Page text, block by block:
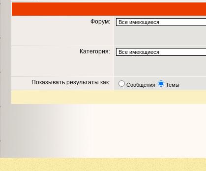
Форум:
Категория:
Показывать результаты как: Сообщения Темы